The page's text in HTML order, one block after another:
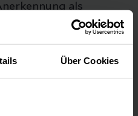
Über Cookies
als
das Teilgebiet
2001 | Oberarzt am
Lehrkrankenhaus